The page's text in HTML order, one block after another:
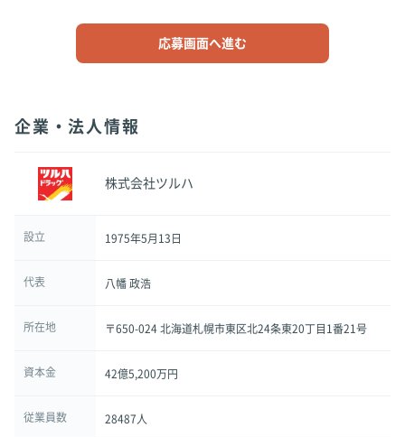
応募画面へ進む
企業・法人情報
株式会社ツルハ
設立 1975年5月13日
代表 八幡 政浩
所在地 〒650-024 北海道札幌市東区北24条東20丁目1番21号
資本金 42億5,200万円
従業員数 28487人